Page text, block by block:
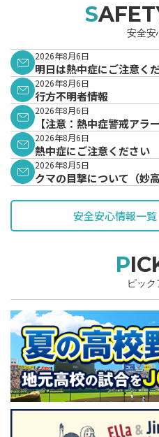
安全安
2026年8月6日
明日は熱中症にご注意く
2026年8月6日
行方不明者情報
2026年8月6日
【注意：熱中症警戒アラ
表されています。
2026年8月6日
熱中症にご注意ください
2026年8月5日
クマの目撃について（妙
安全安心情報一覧
ピッ